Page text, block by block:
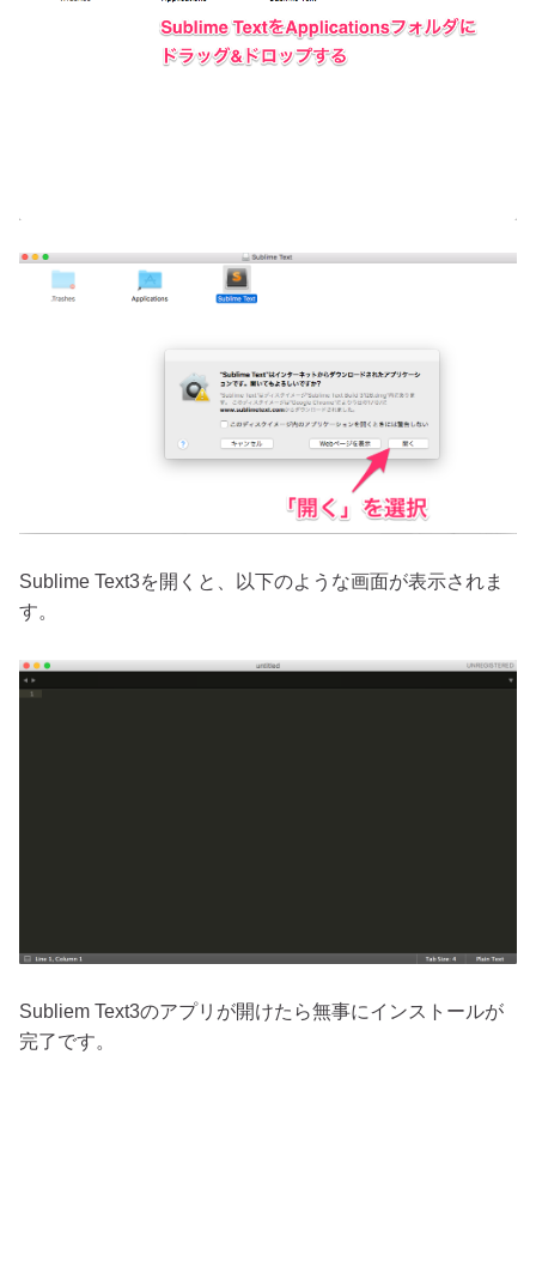
Sublime Text3を開くと、以下のような画面が表示されま
す。
Subliem Text3のアプリが開けたら無事にインストールが
完了です。